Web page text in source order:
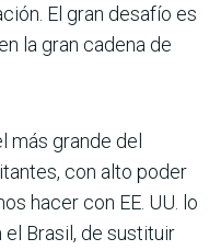
El gran desafío es
la gran cadena de
más grande del
con alto poder
hacer con EE. UU. lo
Brasil, de sustituir